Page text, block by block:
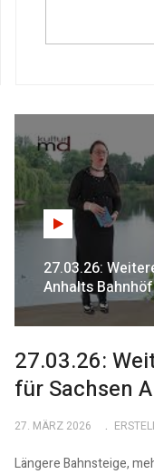
27.03.26:
Anhalts
27.03.26:
für Sachsen
27. MÄRZ 2026
Längere Bahnsteige,